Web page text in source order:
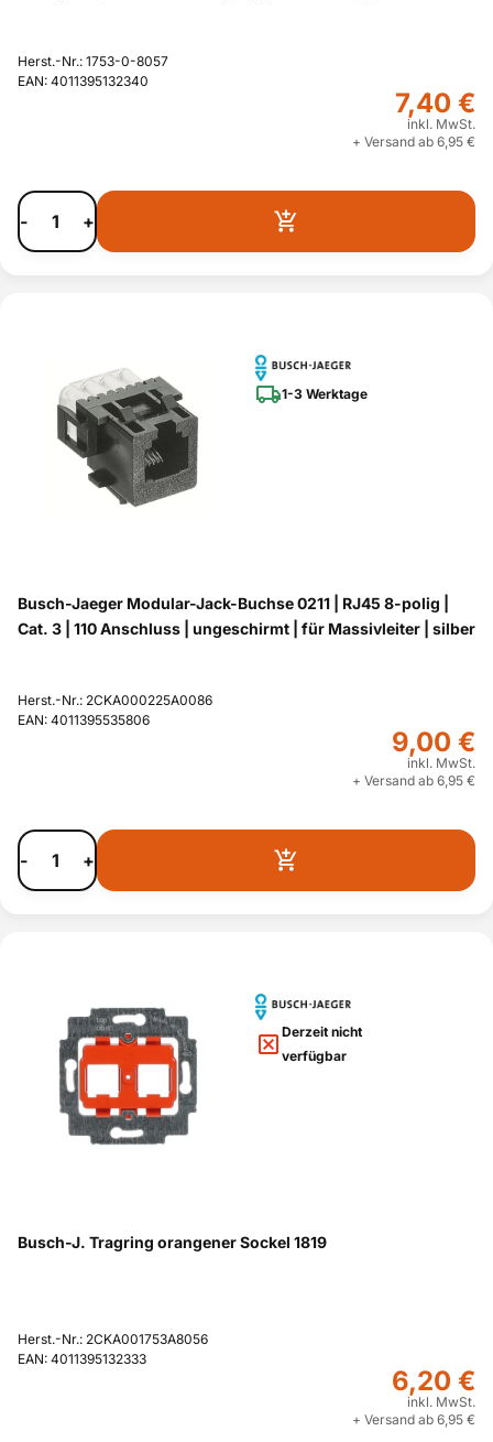
Herst.-Nr.: 1753-0-8057
EAN: 4011395132340
7,40 €
inkl. MwSt.
+ Versand ab 6,95 €
- +
1-3 Werktage
Busch-Jaeger Modular-Jack-Buchse 0211 | RJ45 8-polig |
Cat. 3 | 110 Anschluss | ungeschirmt | für Massivleiter | silber
Herst.-Nr.: 2CKA000225A0086
EAN: 4011395535806
9,00 €
inkl. MwSt.
+ Versand ab 6,95 €
- +
Derzeit nicht
verfügbar
Busch-J. Tragring orangener Sockel 1819
Herst.-Nr.: 2CKA001753A8056
EAN: 4011395132333
6,20 €
inkl. MwSt.
+ Versand ab 6,95 €